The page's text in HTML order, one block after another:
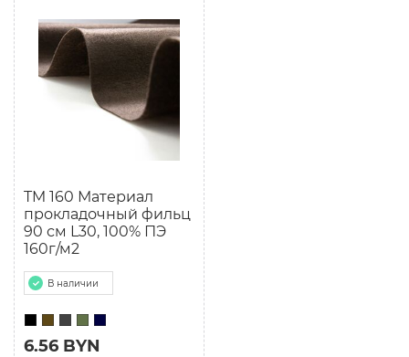
TM 160 Материал
прокладочный фильц
90 см L30, 100% ПЭ
160г/м2
В наличии
6.56 BYN